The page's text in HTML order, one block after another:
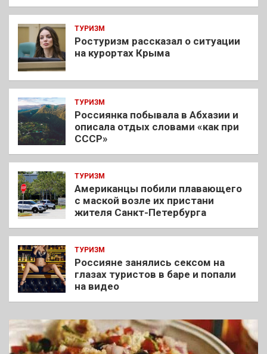
ТУРИЗМ
Ростуризм рассказал о ситуации
на курортах Крыма
ТУРИЗМ
Россиянка побывала в Абхазии и
описала отдых словами «как при
СССР»
ТУРИЗМ
Американцы побили плавающего
с маской возле их пристани
жителя Санкт-Петербурга
ТУРИЗМ
Россияне занялись сексом на
глазах туристов в баре и попали
на видео